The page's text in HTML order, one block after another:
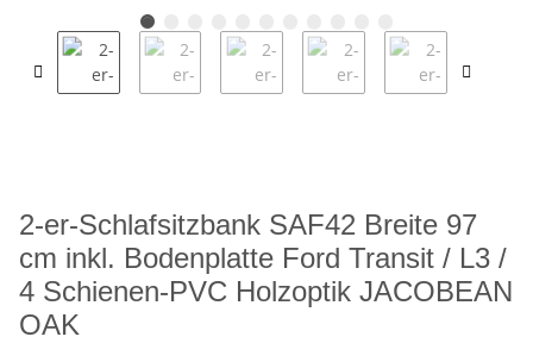
2-er-Schlafsitzbank SAF42 Breite 97
cm inkl. Bodenplatte Ford Transit / L3 /
4 Schienen-PVC Holzoptik JACOBEAN
OAK